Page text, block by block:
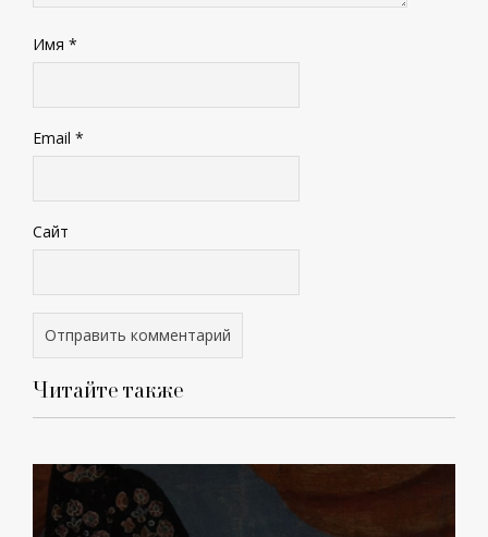
Имя *
Email *
Сайт
Читайте также